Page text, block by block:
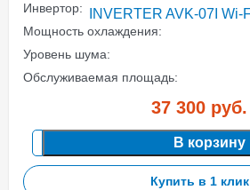
Инвертор:
Мощность охлаждения:
Уровень шума:
Обслуживаемая площадь:
37 300 руб.
В корзину
Купить в 1 клик